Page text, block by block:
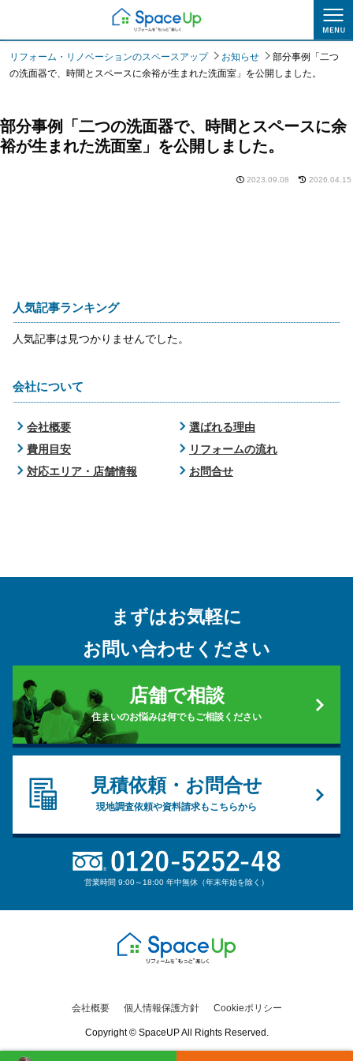
お知らせ
リフォーム・リノベーションのスペースアップ お知らせ
部分事例「二つ
の洗面器で、時間とスペースに余裕が生まれた洗面室」を公開しました。
部分事例「二つの洗面器で、時間とスペースに余
裕が生まれた洗面室」を公開しました。
2023.09.08 2026.04.15
人気記事ランキング
人気記事は見つかりませんでした。
会社について
会社概要
選ばれる理由
費用目安
リフォームの流れ
対応エリア・店舗情報
お問合せ
まずはお気軽に
お問い合わせください
店舗で相談
住まいのお悩みは何でもご相談ください
見積依頼・お問合せ
現地調査依頼や資料請求もこちらから
営業時間 9:00～18:00 年中無休（年末年始を除く）
会社概要 個人情報保護方針 Cookieポリシー
Copyright © SpaceUP All Rights Reserved.